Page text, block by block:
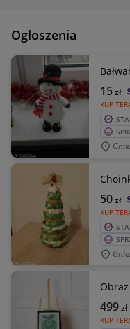
Ogłoszenia
KUP
15zł
KUP
50zł
KUP
499zł